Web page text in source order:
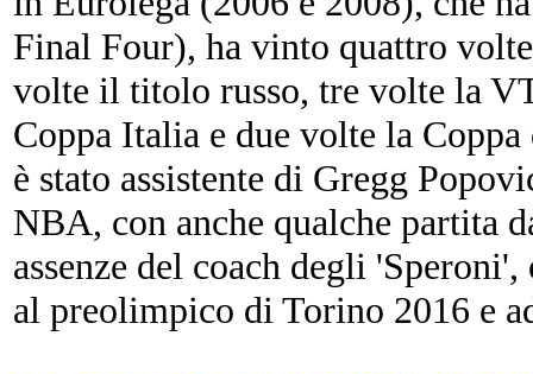
Final Four), ha vinto quattro
volte il titolo russo, tre volte la
Coppa Italia e due volte la
è stato assistente di Gregg
NBA, con anche qualche partita
assenze del coach degli
al preolimpico di Torino 2016 e